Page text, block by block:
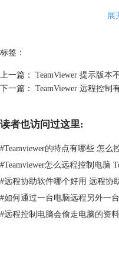
4.密码输入正确，根据网络的情
话立即就能连接成功，然后在最
缩放菜单的最佳匹配。
展
标签：
上一篇：
TeamViewer 提示版本
下一篇：
TeamViewer 远程控制
读者也访问过这里:
#Teamviewer的特点有哪些 怎么
#Teamviewer怎么远程控制电脑
#远程协助软件哪个好用 远程协
#如何通过一台电脑远程另外一
#远程控制电脑会偷走电脑的资